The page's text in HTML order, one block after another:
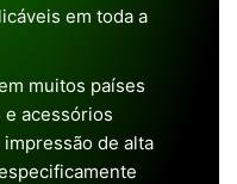
em toda a
muitos países
e acessórios
de alta